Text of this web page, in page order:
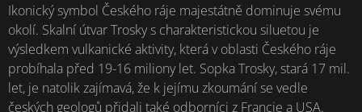
Ikonický symbol Českého ráje majestátně dominuje svému
okolí. Skalní útvar Trosky s charakteristickou siluetou je
výsledkem vulkanické aktivity, která v oblasti Českého ráje
probíhala před 19-16 miliony let. Sopka Trosky, stará 17 mil.
let, je natolik zajímavá, že k jejímu zkoumání se vedle
českých geologů přidali také odborníci z Francie a USA.